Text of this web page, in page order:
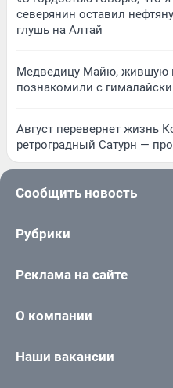
северянин оставил
глушь на Алтай
Медведицу Майю, жившую
познакомили с
Август перевернет жизнь
ретроградный Сатурн —
Сообщить новость
Рубрики
Реклама на сайте
О компании
Наши вакансии